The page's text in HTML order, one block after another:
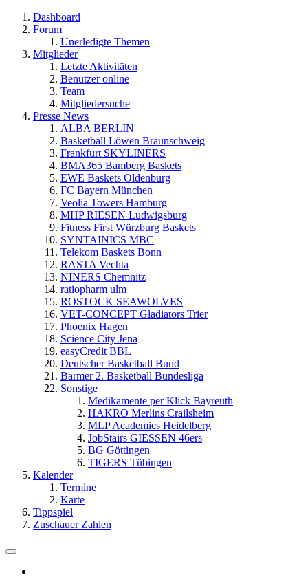
Dashboard
Forum
Unerledigte Themen
Mitglieder
Letzte Aktivitäten
Benutzer online
Team
Mitgliedersuche
Presse News
ALBA BERLIN
Basketball Löwen Braunschweig
Frankfurt SKYLINERS
BMA365 Bamberg Baskets
EWE Baskets Oldenburg
FC Bayern München
Veolia Towers Hamburg
MHP RIESEN Ludwigsburg
Fitness First Würzburg Baskets
SYNTAINICS MBC
Telekom Baskets Bonn
RASTA Vechta
NINERS Chemnitz
ratiopharm ulm
ROSTOCK SEAWOLVES
VET-CONCEPT Gladiators Trier
Phoenix Hagen
Science City Jena
easyCredit BBL
Deutscher Basketball Bund
Barmer 2. Basketball Bundesliga
Sonstige
Medikamente per Klick Bayreuth
HAKRO Merlins Crailsheim
MLP Academics Heidelberg
JobStairs GIESSEN 46ers
BG Göttingen
TIGERS Tübingen
Kalender
Termine
Karte
Tippspiel
Zuschauer Zahlen